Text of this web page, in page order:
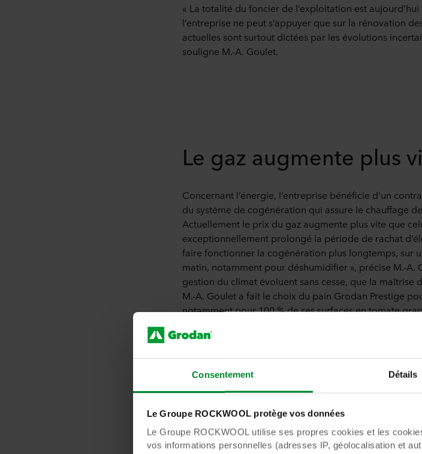
Consentement Détails
Le Groupe ROCKWOOL protège vos données
Le Groupe ROCKWOOL utilise ses propres cookies et les
vos informations personnelles (adresses IP, géolocalisation et
« La totalité du foncier de l’exploitation est
l’entreprise ne peut s’appuyer que sur la rénovation
actuelles sont surtout dictées par les évolutions
souligne M.-A. Goulet.
Le gaz augmente plus
Concernant l’énergie, l’entreprise bénéficie d’un
du système de cogénération qui assure le chauffage
Actuellement le prix du gaz augmente plus vite que
exceptionnellement prolongé la période de rachat
faire fonctionner la cogénération plus longtemps, sur
matin, notamment pour déshumidifier », précise M.-A.
gestion du climat évoluent sans cesse, que la
M.-A. Goulet a fait le choix du pain Grodan Prestige
notamment pour 100 % de ses surfaces en tomate